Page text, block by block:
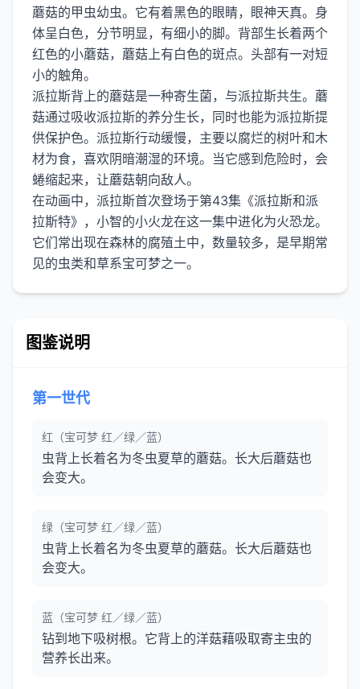
蘑菇的甲虫幼虫。它有着黑色的眼睛，眼神天真。身
体呈白色，分节明显，有细小的脚。背部生长着两个
红色的小蘑菇，蘑菇上有白色的斑点。头部有一对短
小的触角。
派拉斯背上的蘑菇是一种寄生菌，与派拉斯共生。蘑
菇通过吸收派拉斯的养分生长，同时也能为派拉斯提
供保护色。派拉斯行动缓慢，主要以腐烂的树叶和木
材为食，喜欢阴暗潮湿的环境。当它感到危险时，会
蜷缩起来，让蘑菇朝向敌人。
在动画中，派拉斯首次登场于第43集《派拉斯和派
拉斯特》，小智的小火龙在这一集中进化为火恐龙。
它们常出现在森林的腐殖土中，数量较多，是早期常
图鉴说明
第一世代
红（宝可梦 红／绿／蓝）
虫背上长着名为冬虫夏草的蘑菇。长大后蘑菇也
会变大。
绿（宝可梦 红／绿／蓝）
虫背上长着名为冬虫夏草的蘑菇。长大后蘑菇也
会变大。
蓝（宝可梦 红／绿／蓝）
钻到地下吸树根。它背上的洋菇藉吸取寄主虫的
营养长出来。